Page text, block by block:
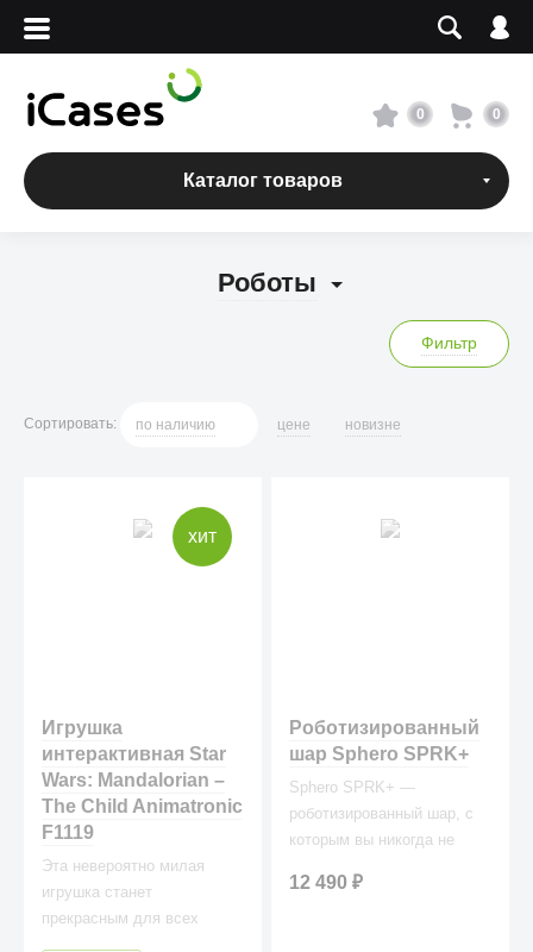
Вход
Сервисный центр
О магазине
0 0
Каталог товаров
Роботы
Фильтр
Сортировать: по наличию цене новизне
хит
Игрушка
интерактивная Star
Wars: Mandalorian –
The Child Animatronic
F1119
Эта невероятно милая
игрушка станет
прекрасным для всех
Роботизированный
шар Sphero SPRK+
Sphero SPRK+ —
роботизированный шар, с
которым вы никогда не
12 490₽